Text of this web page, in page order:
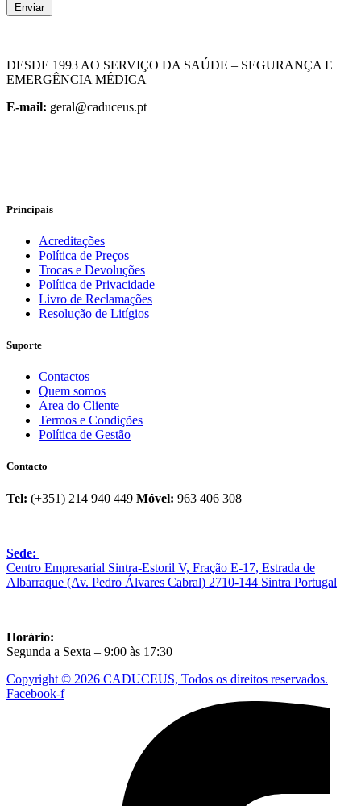
Enviar
DESDE 1993 AO SERVIÇO DA SAÚDE – SEGURANÇA E
EMERGÊNCIA MÉDICA
E-mail: geral@caduceus.pt
Principais
Acreditações
Política de Preços
Trocas e Devoluções
Política de Privacidade
Livro de Reclamações
Resolução de Litígios
Suporte
Contactos
Quem somos
Area do Cliente
Termos e Condições
Política de Gestão
Contacto
Tel: (+351) 214 940 449 Móvel: 963 406 308
Sede:
Centro Empresarial Sintra-Estoril V, Fração E-17, Estrada de
Albarraque (Av. Pedro Álvares Cabral) 2710-144 Sintra Portugal
Horário:
Segunda a Sexta – 9:00 às 17:30
Copyright © 2026 CADUCEUS, Todos os direitos reservados.
Facebook-f